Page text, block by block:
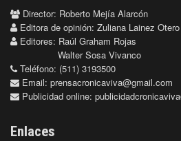
Director: Roberto Mejía Alarcón
Editora de opinión: Zuliana Lainez Otero
Editores: Raúl Graham Rojas
Walter Sosa Vivanco
Teléfono: (511) 3193500
Email: prensacronicaviva@gmail.com
Publicidad online:
Enlaces